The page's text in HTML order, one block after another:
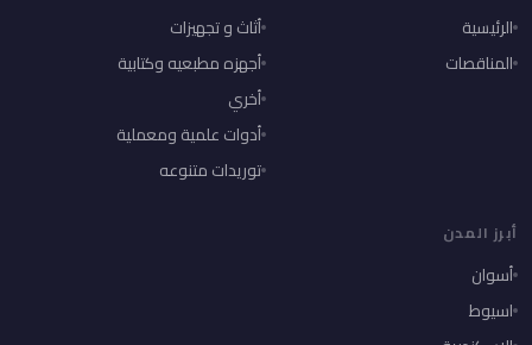
الرئيسية
المناقصات
أثاث و تجهيزات
أجهزه مطبعيه وكتابية
أخري
أدوات علمية ومعملية
توريدات متنوعه
أبرز المدن
أسوان
اسيوط